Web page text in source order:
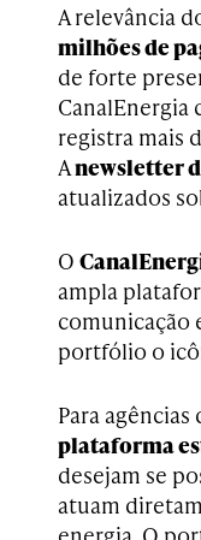
A relevância
milhões de
de forte
CanalEnergia
registra mais
Anewsletter
atualizados
O
ampla
comunicação
portfólio o
Para
plataforma
desejam se
atuam